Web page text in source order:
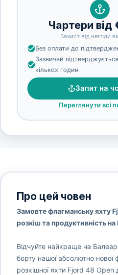
Чартери від
Захист від негоди
Без оплати до
Зазвичай
кількох годин
Запит на
Переглянути всі
Про цей човен
Замовте флагманську яхту
розкіш та продуктивність
Відчуйте найкраще на
борту нашої абсолютно нової
розкішної яхти Fjord 48